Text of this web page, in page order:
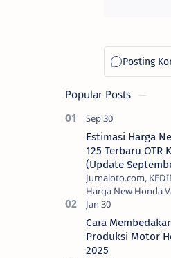
Popular Posts
Estimasi Harga
125 Terbaru OTR
(Update
Jurnaloto.com,
Harga New Honda
OTR Kediri Raya
2024) Brosis
Motor (AH…
Cara
Produksi Motor
2025